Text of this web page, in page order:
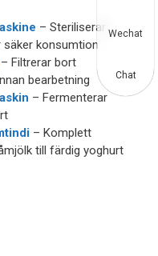
– Steriliserar
konsumtion
– Filtrerar bort
bearbetning
– Fermenterar
– Komplett
till färdig yoghurt
Wechat
Chat